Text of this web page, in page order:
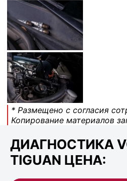
* Размещено с согласия
Копирование материалов
ДИАГНОСТИКА
TIGUAN ЦЕНА: